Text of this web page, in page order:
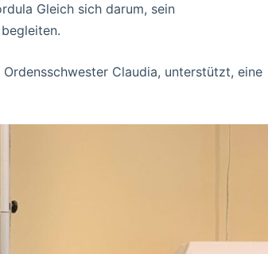
Gleich sich darum, sein
Claudia, unterstützt, eine